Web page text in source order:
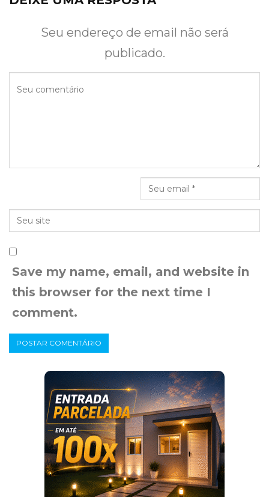
Seu endereço de email não será
publicado.
Save my name, email, and website in
this browser for the next time I
comment.